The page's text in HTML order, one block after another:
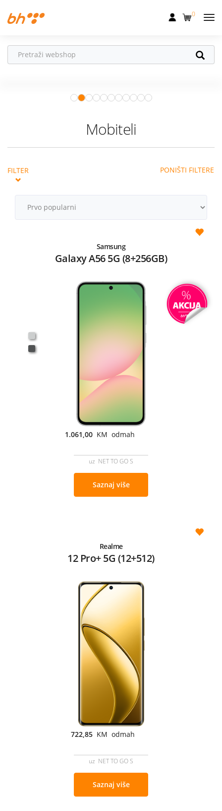
Fiksna
Akcije
Podrška
0
Ne propusti
Prood 04.08.–31.08. očekuju te
super pokloni!
Mobiteli
FILTER PONIŠTI FILTERE
Samsung
Galaxy A56 5G (8+256GB)
1.061,00 KM odmah
uz NET TO GO S
Saznaj više
Realme
12 Pro+ 5G (12+512)
722,85 KM odmah
uz NET TO GO S
Saznaj više